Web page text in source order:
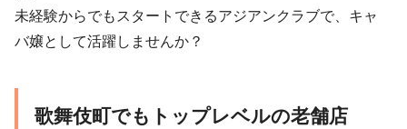
未経験からでもスタートできるアジアンクラブで、キャ
バ嬢として活躍しませんか？
歌舞伎町でもトップレベルの老舗店